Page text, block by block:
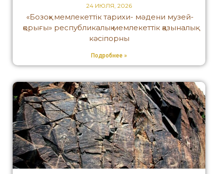
24 ИЮЛЯ, 2026
«Бозоқ» мемлекеттік тарихи- мәдени музей-
қорығы» республикалық мемлекеттік қазыналық
кәсіпорны
Подробнее »